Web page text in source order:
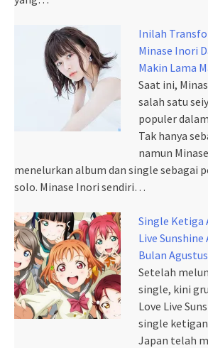
Inilah
Minase Inori
Makin Lama
Saat ini,
salah satu
populer
Tak hanya
namun
menelurkan album dan single sebagai
solo. Minase Inori sendiri…
Single Ketiga
Live
Bulan Agustus
Setelah
single, kini
Love Live
single
Japan telah